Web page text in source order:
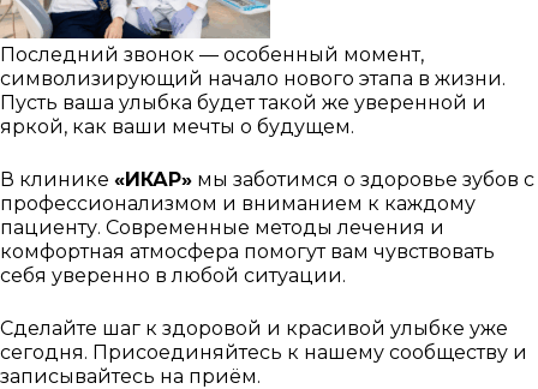
Последний звонок — особенный момент,
символизирующий начало нового этапа в жизни.
Пусть ваша улыбка будет такой же уверенной и
яркой, как ваши мечты о будущем.
В клинике «ИКАР» мы заботимся о здоровье зубов с
профессионализмом и вниманием к каждому
пациенту. Современные методы лечения и
комфортная атмосфера помогут вам чувствовать
себя уверенно в любой ситуации.
Сделайте шаг к здоровой и красивой улыбке уже
сегодня. Присоединяйтесь к нашему сообществу и
записывайтесь на приём.